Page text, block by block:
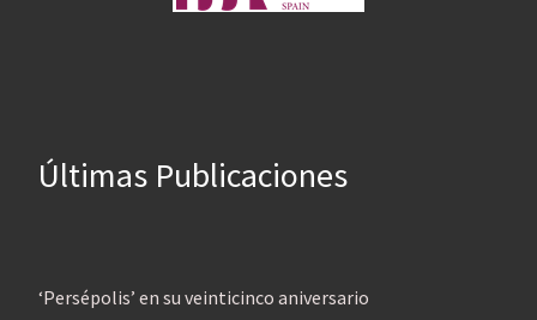
Últimas Publicaciones
‘Persépolis’ en su veinticinco aniversario